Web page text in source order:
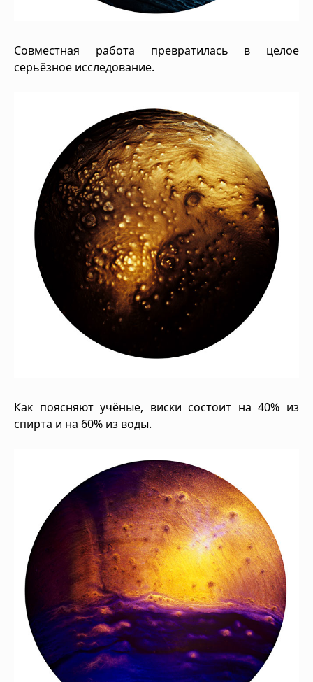
Совместная работа превратилась в целое
серьёзное исследование.
Как поясняют учёные, виски состоит на 40% из
спирта и на 60% из воды.